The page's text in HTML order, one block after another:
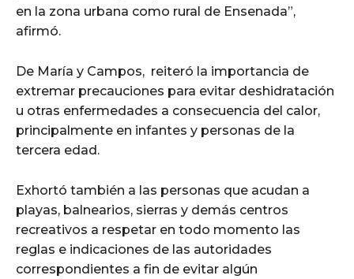
en la zona urbana como rural de Ensenada”,
afirmó.
De María y Campos, reiteró la importancia de
extremar precauciones para evitar deshidratación
u otras enfermedades a consecuencia del calor,
principalmente en infantes y personas de la
tercera edad.
Exhortó también a las personas que acudan a
playas, balnearios, sierras y demás centros
recreativos a respetar en todo momento las
reglas e indicaciones de las autoridades
correspondientes a fin de evitar algún